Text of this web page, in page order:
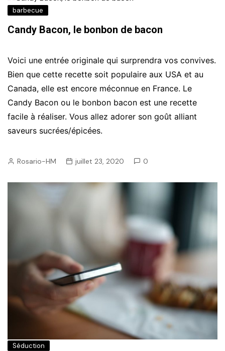
barbecue
Candy Bacon, le bonbon de bacon
Voici une entrée originale qui surprendra vos convives.
Bien que cette recette soit populaire aux USA et au
Canada, elle est encore méconnue en France. Le
Candy Bacon ou le bonbon bacon est une recette
facile à réaliser. Vous allez adorer son goût alliant
saveurs sucrées/épicées.
Rosario-HM juillet 23, 2020 0
Séduction